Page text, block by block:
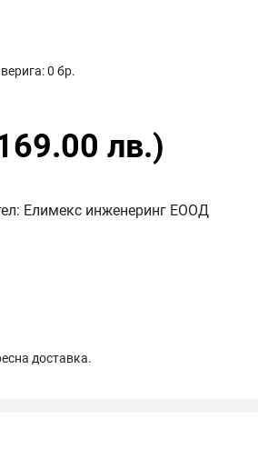
0 бр.
лв.)
Елимекс инженеринг ЕООД
доставка.